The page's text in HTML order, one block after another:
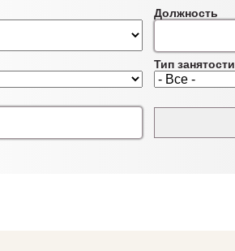
Должность
Тип занятости